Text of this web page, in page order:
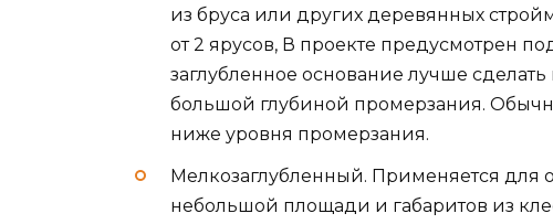
из бруса или других деревянных
от 2 ярусов, В проекте предусмотрен
заглубленное основание лучше
большой глубиной промерзания.
ниже уровня промерзания.
Мелкозаглубленный. Применяется для
небольшой площади и габаритов из